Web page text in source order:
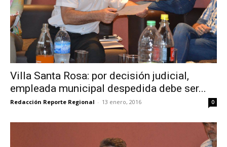
Villa Santa Rosa: por decisión judicial,
empleada municipal despedida debe ser...
Redacción Reporte Regional - 13 enero, 2016 0